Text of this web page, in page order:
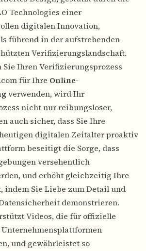
Technologies einer
digitalen Innovation,
führend in der aufstrebenden
Verifizierungslandschaft.
Sie Ihren Verifizierungsprozess
für Ihre Online-
verwenden, wird Ihr
nicht nur reibungsloser,
auch sicher, dass Sie Ihre
digitalen Zeitalter proaktiv
beseitigt die Sorge, dass
versehentlich
und erhöht gleichzeitig Ihre
indem Sie Liebe zum Detail und
demonstrieren.
Videos, die für offizielle
und gewährleistet so